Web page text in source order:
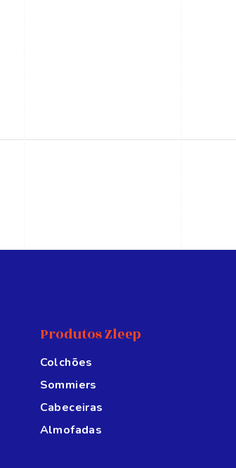
Produtos Zleep
Colchões
Sommiers
Cabeceiras
Almofadas